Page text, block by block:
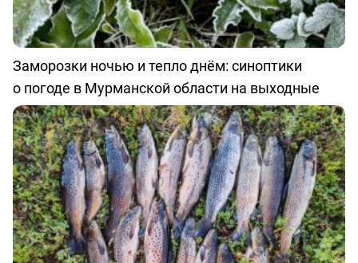
Заморозки ночью и тепло днём: синоптики
о погоде в Мурманской области на выходные